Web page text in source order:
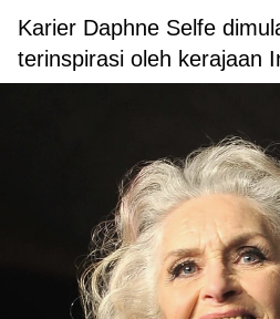
Karier Daphne Selfe
terinspirasi oleh kerajaan